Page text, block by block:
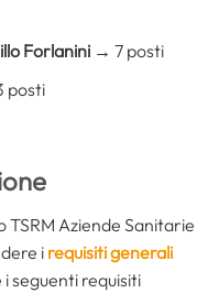
Forlanini→ 7 posti
Aziende Sanitarie
i requisiti generali
i seguenti requisiti